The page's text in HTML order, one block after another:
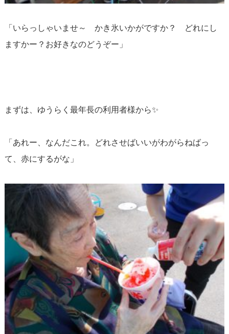
「いらっしゃいませ～ かき氷いかがですか？ どれにし
ますかー？お好きなのどうぞー」
まずは、ゆうらく最年長の利用者様から✨
「あれー、なんだこれ。どれさせばいいがわがらねばっ
て、赤にするがな」